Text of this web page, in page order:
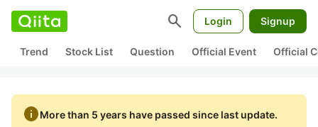
search Login Signup
Trend Stock List Question Official Event Official
infoMore than 5 years have passed since last update.